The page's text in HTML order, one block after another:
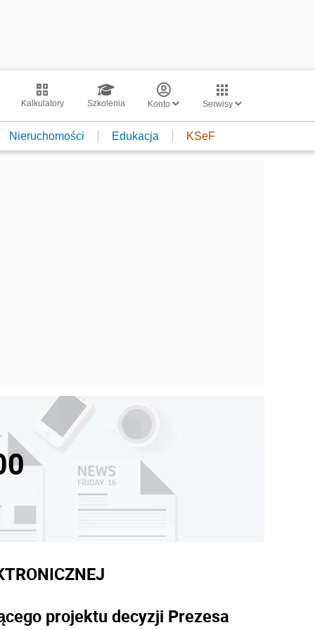
Kalkulatory Szkolenia Konto Serwisy
Nieruchomości Edukacja KSeF
projektu decyzji Prezesa